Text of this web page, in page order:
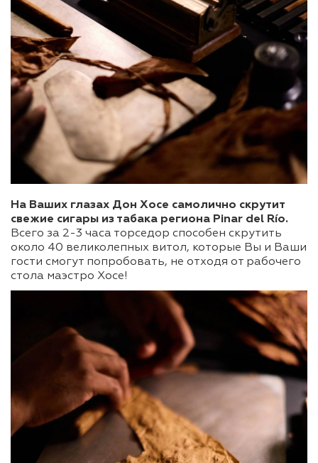
На Ваших глазах Дон Хосе самолично скрутит
свежие сигары из табака региона Pinar del Río.
Всего за 2-3 часа торседор способен скрутить
около 40 великолепных витол, которые Вы и Ваши
гости смогут попробовать, не отходя от рабочего
стола маэстро Хосе!